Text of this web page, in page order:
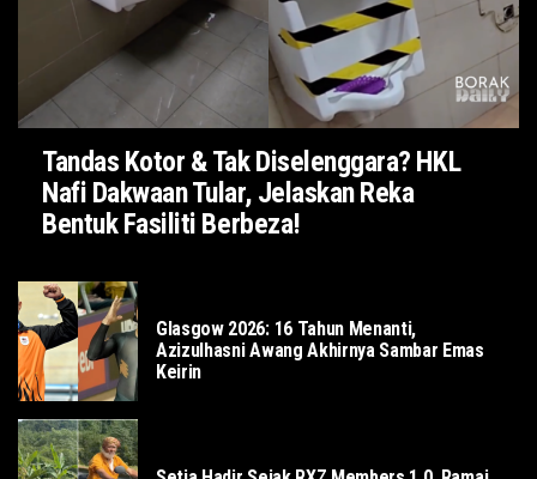
Tandas Kotor & Tak Diselenggara? HKL
Nafi Dakwaan Tular, Jelaskan Reka
Bentuk Fasiliti Berbeza!
Glasgow 2026: 16 Tahun Menanti,
Azizulhasni Awang Akhirnya Sambar Emas
Keirin